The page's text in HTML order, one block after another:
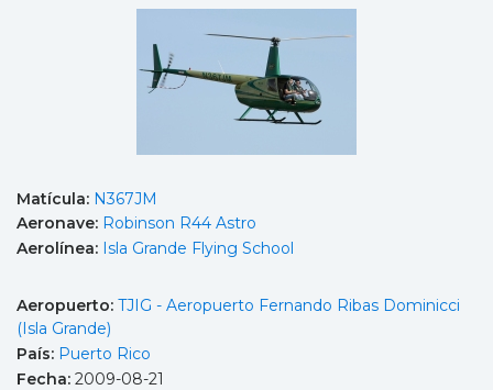
Matícula: N367JM
Aeronave: Robinson R44 Astro
Aerolínea: Isla Grande Flying School
Aeropuerto: TJIG - Aeropuerto Fernando Ribas Dominicci
(Isla Grande)
País: Puerto Rico
Fecha: 2009-08-21